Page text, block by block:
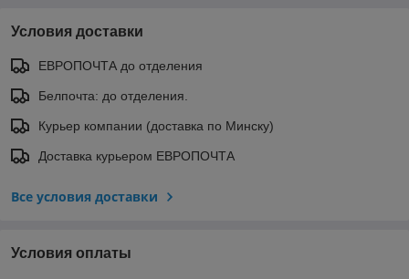
Условия доставки
ЕВРОПОЧТА до отделения
Белпочта: до отделения.
Курьер компании (доставка по Минску)
Доставка курьером ЕВРОПОЧТА
Все условия доставки
Условия оплаты